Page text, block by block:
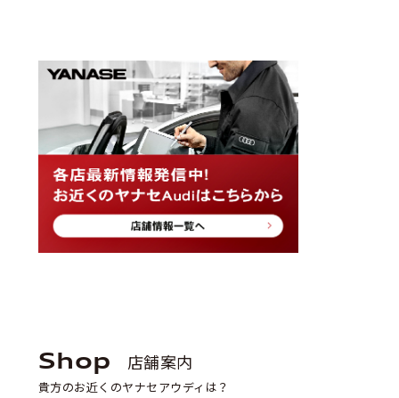
Shop 店舗案内
貴方のお近くのヤナセアウディは？